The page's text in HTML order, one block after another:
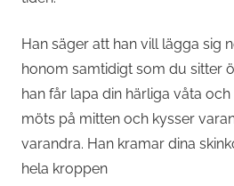
Han säger att han vill lägga sig
honom samtidigt som du sitter
han får lapa din härliga våta
möts på mitten och kysser
varandra. Han kramar dina
hela kroppen